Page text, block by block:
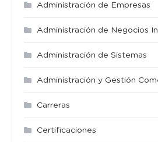
Administración de Empresas
Administración de Negocios
Administración de Sistemas
Administración y Gestión
Carreras
Certificaciones